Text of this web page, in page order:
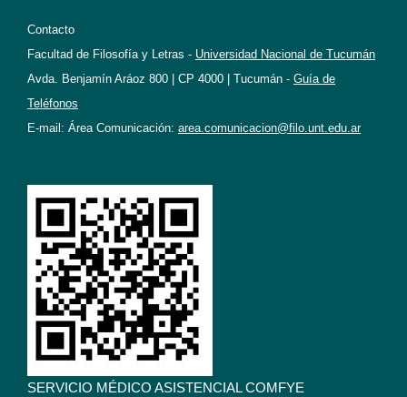
Contacto
Facultad de Filosofía y Letras - Universidad Nacional de Tucumán
Avda. Benjamín Aráoz 800 | CP 4000 | Tucumán - Guía de
Teléfonos
E-mail: Área Comunicación: area.comunicacion@filo.unt.edu.ar
SERVICIO MÉDICO ASISTENCIAL COMFYE